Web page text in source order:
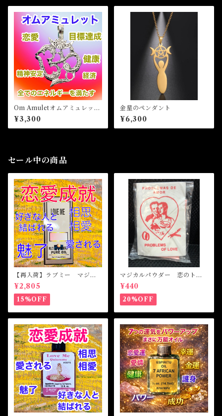
Om Amuletオムアミュレッ
ト 白魔術アミュレット
¥3,300
金星のペンダント
¥6,300
セール中の商品
【再入荷】ラブミー マジカ
ルオイル・魔女オイル Love
Me Magical Oil
¥2,805
15%OFF
マジカルパウダー 恋のトラ
ブル Magical Powder PR
OBLEM OF LOVE
¥440
20%OFF